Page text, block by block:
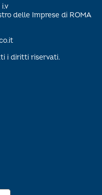
delle Imprese di ROMA
i diritti riservati.